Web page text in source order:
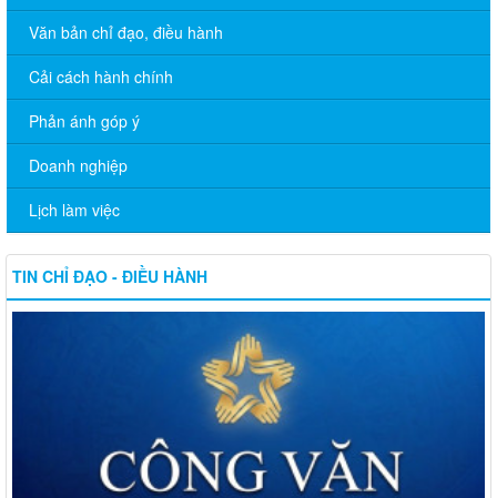
Văn bản chỉ đạo, điều hành
Cải cách hành chính
Phản ánh góp ý
Doanh nghiệp
Lịch làm việc
TIN CHỈ ĐẠO - ĐIỀU HÀNH